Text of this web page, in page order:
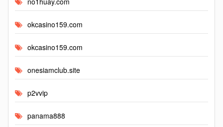
okcasino159.com
okcasino159.com
onesiamclub.site
p2vvip
panama888